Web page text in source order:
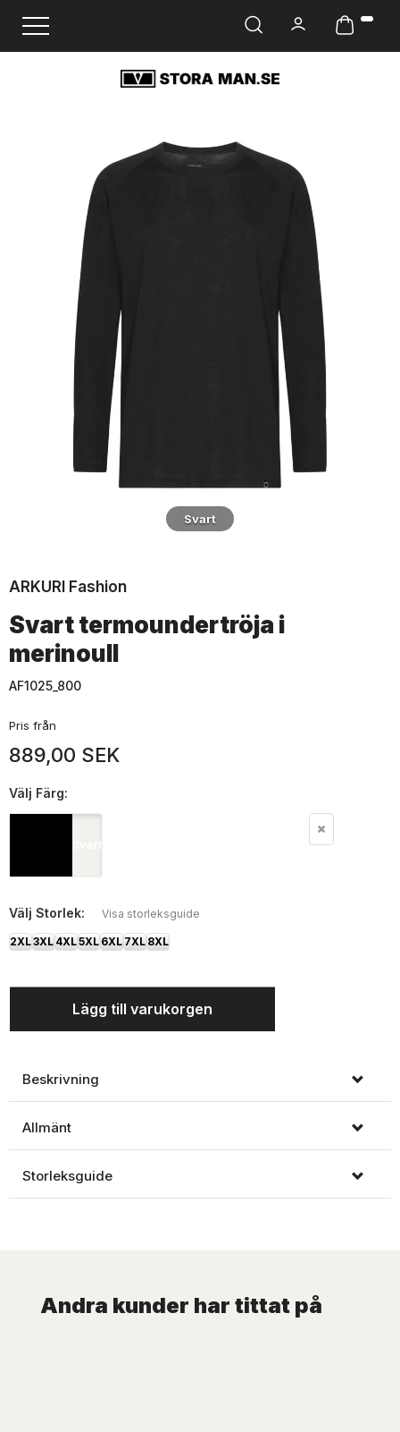
Ändra navigering
Svart
ARKURI Fashion
Svart termoundertröja i
merinoull
AF1025_800
Pris från
889,00 SEK
Välj Färg:
Svart
Välj Storlek: Visa storleksguide
2XL3XL 4XL5XL 6XL 7XL 8XL
Lägg till varukorgen
Beskrivning
Allmänt
Storleksguide
Andra kunder har tittat på